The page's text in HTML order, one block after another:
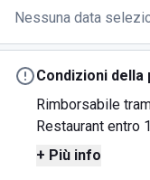
Nessuna data
Condizioni
Rimborsabile
Restaurant entro
+ Più info